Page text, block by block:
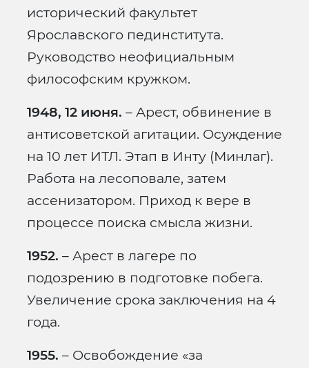
исторический факультет
Ярославского пединститута.
Руководство неофициальным
философским кружком.
1948, 12 июня. – Арест, обвинение в
антисоветской агитации. Осуждение
на 10 лет ИТЛ. Этап в Инту (Минлаг).
Работа на лесоповале, затем
ассенизатором. Приход к вере в
процессе поиска смысла жизни.
1952. – Арест в лагере по
подозрению в подготовке побега.
Увеличение срока заключения на 4
года.
1955. – Освобождение «за